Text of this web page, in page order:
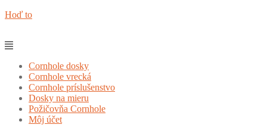
Hoď to
Cornhole dosky
Cornhole vrecká
Cornhole príslušenstvo
Dosky na mieru
Požičovňa Cornhole
Môj účet